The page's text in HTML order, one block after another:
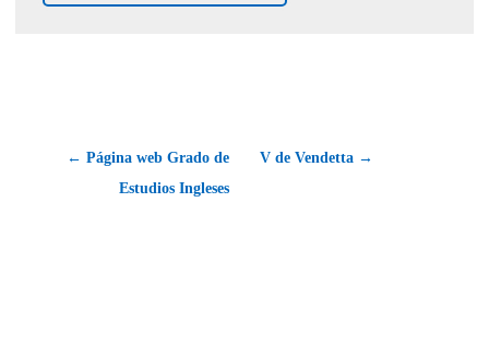
← Página web Grado de
Estudios Ingleses
V de Vendetta →